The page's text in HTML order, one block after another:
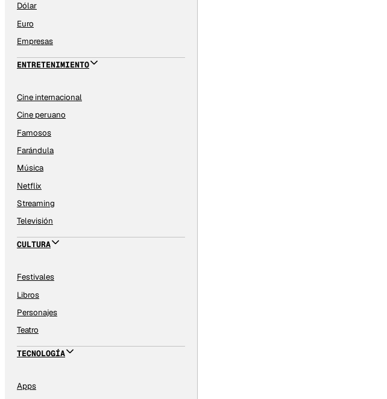
Dólar
Euro
Empresas
ENTRETENIMIENTO
Cine internacional
Cine peruano
Famosos
Farándula
Música
Netflix
Streaming
Televisión
CULTURA
Festivales
Libros
Personajes
Teatro
TECNOLOGÍA
Apps